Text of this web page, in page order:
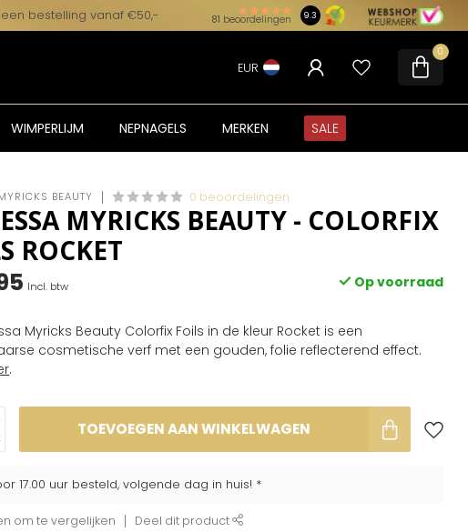
bestelling vanaf €50,- 81 beoordelingen 9.3
EUR
0
WIMPERLIJM NEPNAGELS MERKEN SALE
BEAUTY 0 beoordelingen
MYRICKS BEAUTY - COLORFIX
ROCKET
Incl. btw Op voorraad
Myricks Beauty Colorfix Foils in de kleur Rocket is een
cosmetische verf met een gouden, folie reflecterend effect.
.
TOEVOEGEN AAN WINKELWAGEN
17.00 uur besteld, volgende dag in huis! *
om te vergelijken Deel dit product